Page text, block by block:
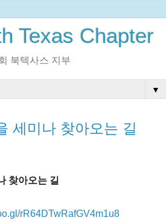
Texas Chapter
북텍사스 지부
▼
세미나 찾아오는 길
찾아오는 길
rR64DTwRafGV4m1u8